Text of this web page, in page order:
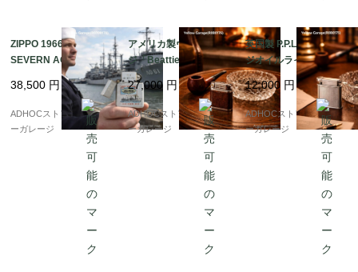
ZIPPO 1966年製 U.S.S.
SEVERN AO-61 記念
ライター? 冷戦期アメ
リカ海軍を刻んだ一本
38,500 円
ADHOCストア・イエロ
ーガレージ
アメリカ製ヴィンテー
ジ「Beattie Jet Lighte
r」パイプ用オイルライ
ター（特許モデル）
27,000 円
ADHOCストア・イエロ
ーガレージ
英国製 P.P.LD ビンテー
ジオイルライター（ス
ターリングシルバー
製）
12,000 円
ADHOCストア・イエロ
ーガレージ